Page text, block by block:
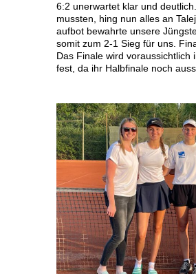
6:2 unerwartet klar und
mussten, hing nun alles an
aufbot bewahrte unsere
somit zum 2-1 Sieg für uns.
Das Finale wird
fest, da ihr Halbfinale noch